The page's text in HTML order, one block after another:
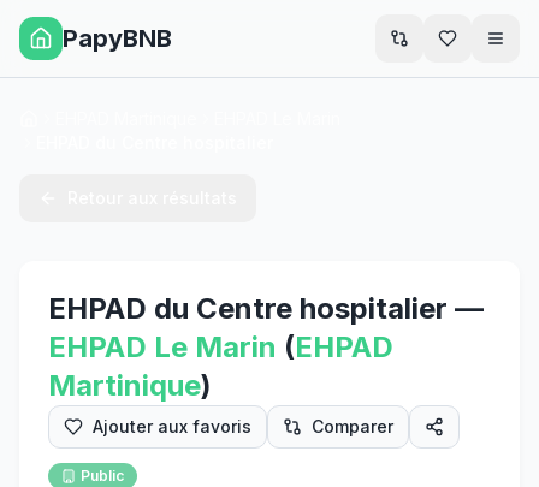
PapyBNB
EHPAD du Centre hospitalier —
EHPAD Le Marin (EHPAD
Martinique)
Ajouter aux favoris Comparer
Public